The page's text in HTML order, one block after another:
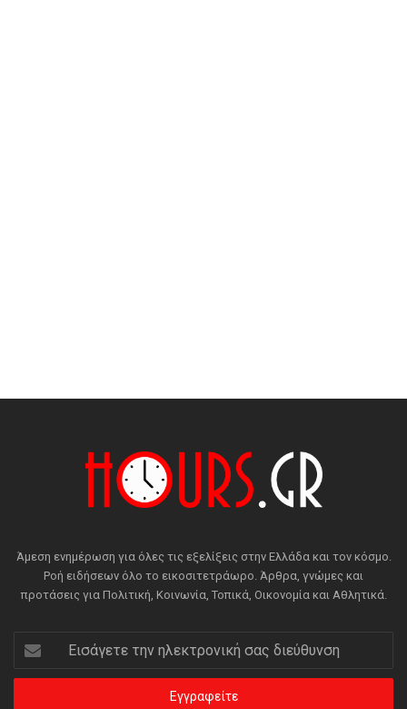
Άμεση ενημέρωση για όλες τις εξελίξεις στην Ελλάδα και τον κόσμο.
Ροή ειδήσεων όλο το εικοσιτετράωρο. Άρθρα, γνώμες και
προτάσεις για Πολιτική, Κοινωνία, Τοπικά, Οικονομία και Αθλητικά.
την
ηλεκτρονική